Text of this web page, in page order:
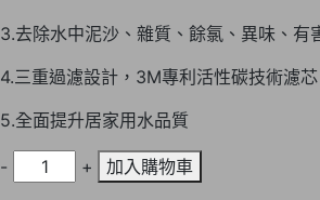
NT$23,800。NT$22,800。
3.去除水中泥沙、雜質、餘氯、異味、有
4.三重過濾設計，3M專利活性碳技術濾芯
5.全面提升居家用水品質
3M
全
- + 加入購物車